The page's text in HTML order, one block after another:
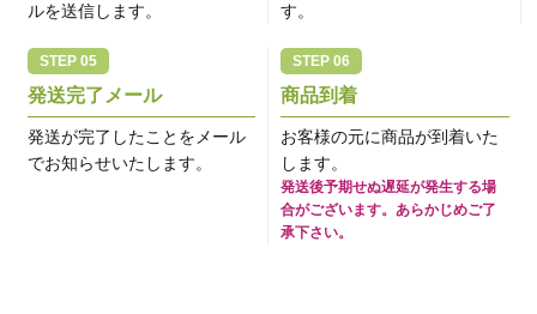
ルを送信します。
す。
発送完了メール
発送が完了したことをメール
でお知らせいたします。
商品到着
お客様の元に商品が到着いた
します。
発送後予期せぬ遅延が発生する場
合がございます。あらかじめご了
承下さい。